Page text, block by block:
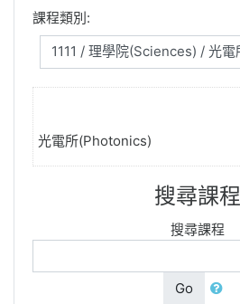
課程類別:
光電所(Photonics)
搜尋課程
搜尋課程
Go